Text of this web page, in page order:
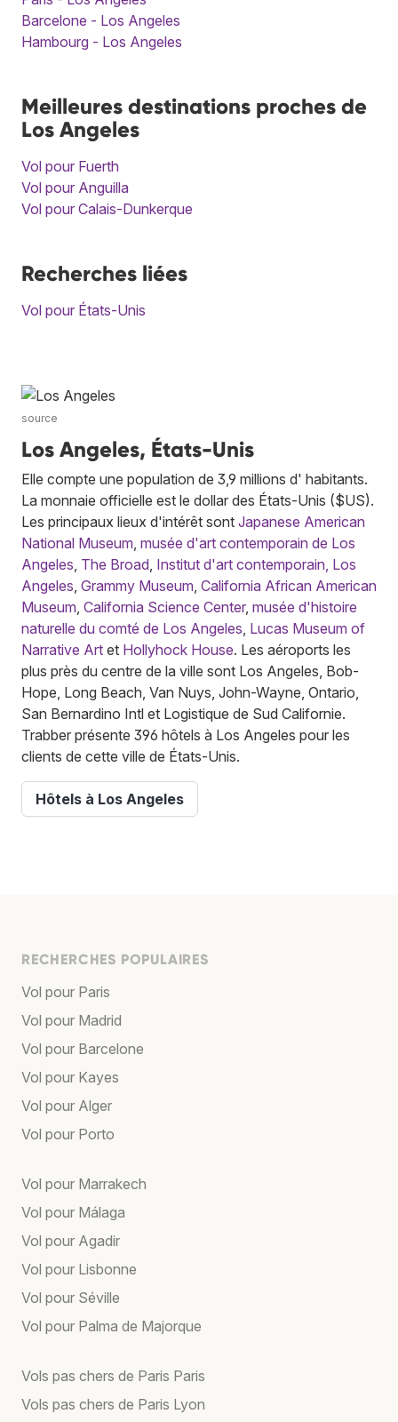
Barcelone - Los Angeles
Hambourg - Los Angeles
Meilleures destinations proches de
Los Angeles
Vol pour Fuerth
Vol pour Anguilla
Vol pour Calais-Dunkerque
Recherches liées
Vol pour États-Unis
source
Los Angeles, États-Unis
Elle compte une population de 3,9 millions d' habitants.
La monnaie officielle est le dollar des États-Unis ($US).
Les principaux lieux d'intérêt sont Japanese American
National Museum musée d'art contemporain de Los
Angeles The Broad Institut d'art contemporain, Los
Angeles Grammy Museum California African American
Museum California Science Center, musée d'histoire
naturelle du comté de Los Angeles Lucas Museum of
Narrative Art et Hollyhock House. Les aéroports les
plus près du centre de la ville sont Los Angeles, Bob-
Hope, Long Beach, Van Nuys, John-Wayne, Ontario,
San Bernardino Intl et Logistique de Sud Californie.
Trabber présente 396 hôtels à Los Angeles pour les
clients de cette ville de États-Unis.
Hôtels à Los Angeles
RECHERCHES POPULAIRES
Vol pour Paris
Vol pour Madrid
Vol pour Barcelone
Vol pour Kayes
Vol pour Alger
Vol pour Porto
Vol pour Marrakech
Vol pour Málaga
Vol pour Agadir
Vol pour Lisbonne
Vol pour Séville
Vol pour Palma de Majorque
Vols pas chers de Paris Paris
Vols pas chers de Paris Lyon